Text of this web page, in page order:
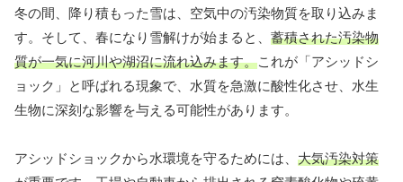
冬の間、降り積もった雪は、空気中の汚染物質を取り込みま
す。そして、春になり雪解けが始まると、 蓄積された汚染物
質が一気に河川や湖沼に流れ込みます。これが「アシッドシ
ョック」と呼ばれる現象で、水質を急激に酸性化させ、水生
生物に深刻な影響を与える可能性があります。
アシッドショックから水環境を守るためには、 大気汚染対策